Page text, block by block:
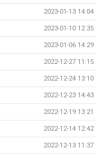
2023-01-13 14:04
2023-01-10 12:35
2023-01-06 14:29
2022-12-27 11:15
2022-12-24 13:10
2022-12-23 14:43
2022-12-19 13:21
2022-12-14 12:42
2022-12-13 11:37